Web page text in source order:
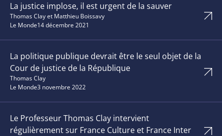
La justice implose, il est urgent de la sauver
Thomas Clay et Matthieu Boissavy
Le Monde14 décembre 2021
La politique publique devrait être le seul objet de la
Cour de justice de la République
Thomas Clay
Le Monde3 novembre 2022
Le Professeur Thomas Clay intervient
régulièrement sur France Culture et France Inter